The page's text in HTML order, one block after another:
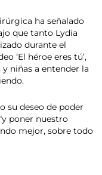
ha señalado
que tanto Lydia
durante el
‘El héroe eres tú’,
niñas a entender la
su deseo de poder
poner nuestro
mejor, sobre todo